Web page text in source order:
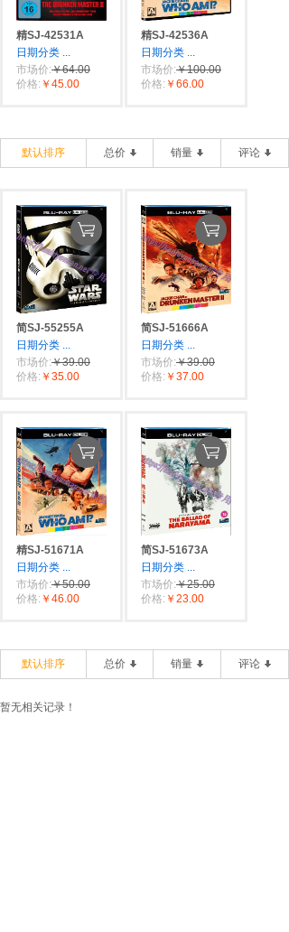
精SJ-42531A
日期分类 ...
市场价:￥64.00
价格: ￥45.00
精SJ-42536A
日期分类 ...
市场价:￥100.00
价格: ￥66.00
默认排序 总价 销量 评论
简SJ-55255A
日期分类 ...
市场价:￥39.00
价格: ￥35.00
简SJ-51666A
日期分类 ...
市场价:￥39.00
价格: ￥37.00
精SJ-51671A
日期分类 ...
市场价:￥50.00
价格: ￥46.00
简SJ-51673A
日期分类 ...
市场价:￥25.00
价格: ￥23.00
默认排序 总价 销量 评论
暂无相关记录！